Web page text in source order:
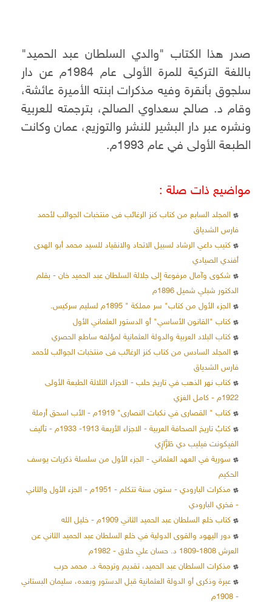
صدر هذا الكتاب "والدي السلطان عبد الحميد"
باللغة التركية للمرة الأولى عام 1984م عن دار
سلجوق بأنقرة وفيه مذكرات ابنته الأميرة عائشة،
وقام د. صالح سعداوي الصالح، بترجمته للعربية
ونشره عبر دار البشير للنشر والتوزيع، عمان وكانت
الطبعة الأولى في عام 1993م.
مواضيع ذات صلة :
المجلد السابع من كتاب كنز الرغائب فى منتخبات الجوائب لأحمد
فارس الشدياق
كتيب داعي الرشاد لسبيل الاتحاد والانقياد للسيد محمد أبو الهدى
أفندي الصيادي
شكوى وآمال مرفوعة إلى جلالة السلطان عبد الحميد خان - بقلم
الدكتور شبلي شميل 1896م
الجزء الأول من كتاب" سر مملكة " 1895م لسليم سركيس.
كتاب "القانون الأساسي" أو الدستور العثماني الأول
كتاب البلاد العربية والدولة العثمانية لمؤلفه ساطع الحصري
المجلد السادس من كتاب كنز الرغائب فى منتخبات الجوائب لأحمد
فارس الشدياق
كتاب نهر الذهب في تاريخ حلب - الاجزاء الثلاثة الطبعة الأولى
1922م - كامل الغزي
كتاب " القصارى في نكبات النصارى" 1919م - الأب اسحق أرملة
كتابُ تاريخ الصحافة العربية - الاجزاء الأربعة 1913- 1933م - تأليف
الفيكونت فيليب دي طَرَّازِي
سورية في العهد العثماني - الجزء الأول من سلسلة ذكريات يوسف
الحكيم
مذكرات البارودي - ستون سنة تتكلم - 1951م - الجزء الأول والثاني
- فخري البارودي
كتاب خلع السلطان عبد الحميد الثاني 1909م - خليل الله
دور اليهود والقوى الدولية في خلع السلطان عبد الحميد الثاني عن
العرش 1808-1809 د. حسان علي حلاق - 1982م
مذكرات السلطان عبد الحميد، تقديم وترجمة د. محمد حرب
عبرة وذكرى أو الدولة العثمانية قبل الدستور وبعده، سليمان البستاني